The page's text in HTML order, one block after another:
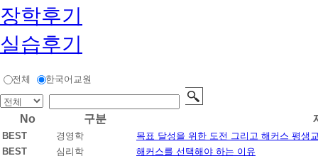
장학후기
실습후기
전체 한국어교원
No 구분
BEST 경영학
목표 달성을 위한 도전 그리고 해커스 평생
BEST
심리학
해커스를 선택해야 하는 이유